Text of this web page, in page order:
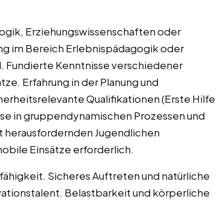
Erziehungswissenschaften oder
im Bereich Erlebnispädagogik oder
Fundierte Kenntnisse verschiedener
Erfahrung in der Planung und
Qualifikationen (Erste Hilfe
in gruppendynamischen Prozessen und
herausfordernden Jugendlichen
Einsätze erforderlich.
Sicheres Auftreten und natürliche
Belastbarkeit und körperliche